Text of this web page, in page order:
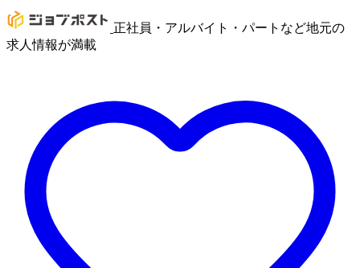
正社員・アルバイト・パートなど地元の
求人情報が満載